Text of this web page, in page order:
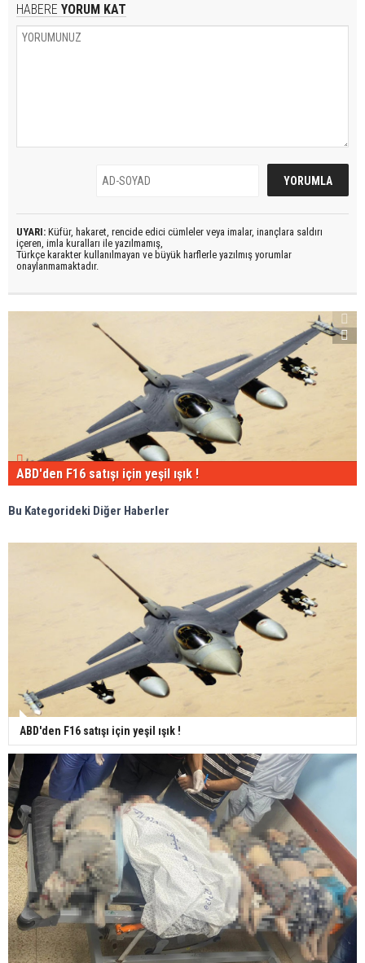
HABERE YORUM KAT
UYARI: Küfür, hakaret, rencide edici cümleler veya imalar, inançlara saldırı
içeren, imla kuralları ile yazılmamış,
Türkçe karakter kullanılmayan ve büyük harflerle yazılmış yorumlar
onaylanmamaktadır.
ABD'den F16 satışı için yeşil ışık !
Bu Kategorideki Diğer Haberler
ABD'den F16 satışı için yeşil ışık !